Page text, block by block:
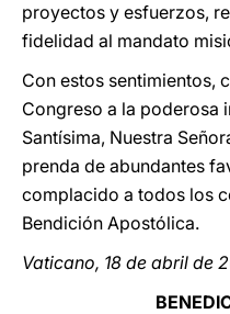
proyectos y esfuerzos,
fidelidad al mandato
Con estos sentimientos,
Congreso a la poderosa
Santísima, Nuestra
prenda de abundantes
complacido a todos los
Bendición Apostólica.
Vaticano, 18 de abril de